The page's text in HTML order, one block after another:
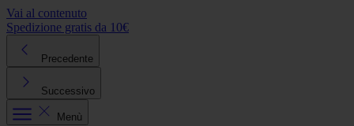
Vai al contenuto
Spedizione gratis da 10€
Precedente
Successivo
Menù